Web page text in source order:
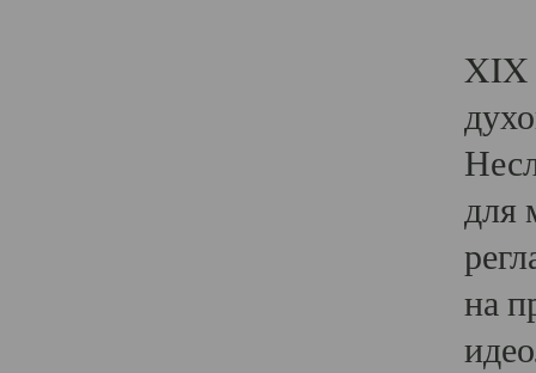
XIX
для
на